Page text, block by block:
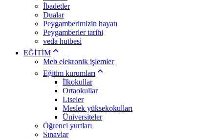
İbadetler
Dualar
Peygamberimizin hayatı
Peygamberler tarihi
veda hutbesi
EĞİTİM
Meb elekronik işlemler
Eğitim kurumları
İlkokullar
Ortaokullar
Liseler
Meslek yüksekokulları
Üniversiteler
Öğrenci yurtları
Sınavlar